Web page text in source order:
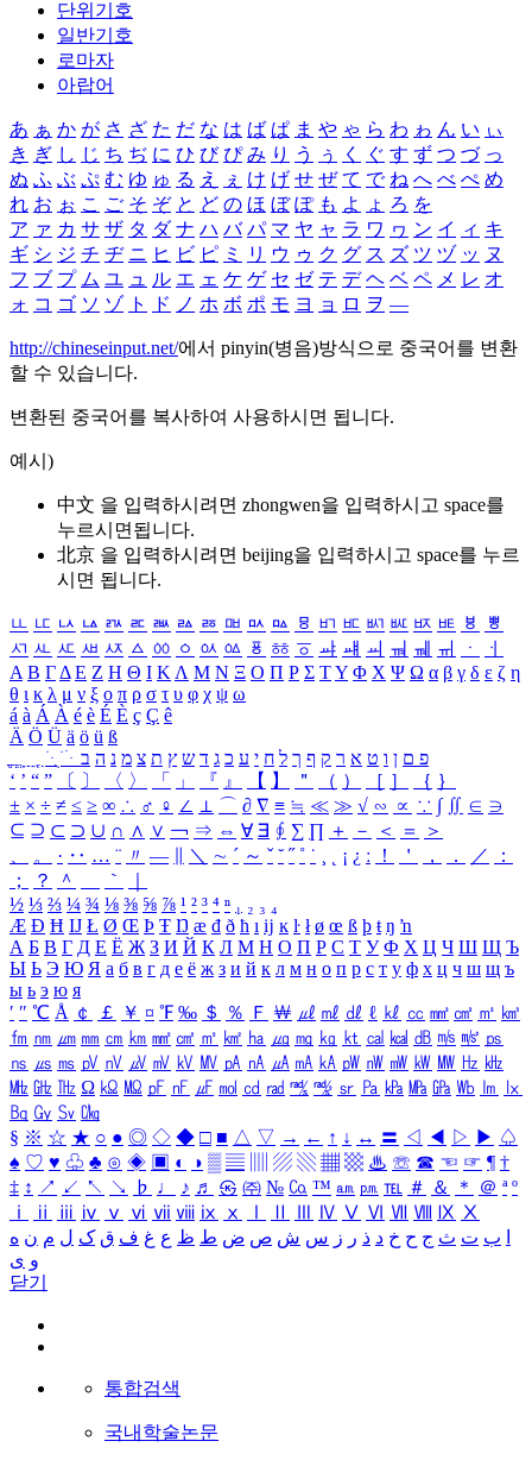
단위기호
일반기호
로마자
아랍어
あ ぁ か が さ ざ た だ な は ば ぱ ま や ゃ ら わ ゎ ん い ぃ
き ぎ し じ ち ぢ に ひ び ぴ み り う ぅ く ぐ す ず つ づ っ
ぬ ふ ぶ ぷ む ゆ ゅ る え ぇ け げ せ ぜ て で ね へ べ ぺ め
れ お ぉ こ ご そ ぞ と ど の ほ ぼ ぽ も よ ょ ろ を
ア ァ カ サ ザ タ ダ ナ ハ バ パ マ ヤ ャ ラ ワ ヮ ン イ ィ キ
ギ シ ジ チ ヂ ニ ヒ ビ ピ ミ リ ウ ゥ ク グ ス ズ ツ ヅ ッ ヌ
フ ブ プ ム ユ ュ ル エ ェ ケ ゲ セ ゼ テ デ ヘ ベ ペ メ レ オ
ォ コ ゴ ソ ゾ ト ド ノ ホ ボ ポ モ ヨ ョ ロ ヲ ―
http://chineseinput.net/에서 pinyin(병음)방식으로 중국어를 변환
할 수 있습니다.
변환된 중국어를 복사하여 사용하시면 됩니다.
예시)
中文 을 입력하시려면 zhongwen을 입력하시고 space를
누르시면됩니다.
北京 을 입력하시려면 beijing을 입력하시고 space를 누르
시면 됩니다.
ㅥ ㅦ ㅧ ㅨ ㅩ ㅪ ㅫ ㅬ ㅭ ㅮ ㅯ ㅰ ㅱ ㅲ ㅳ ㅴ ㅵ ㅶ ㅷ ㅸ
ㅹ
ㅺ ㅻ ㅼ ㅽ ㅾ ㅿ ㆀ ㆁ ㆂ ㆃ ㆄ ㆅ ㆆ ㆇ ㆈ ㆉ ㆊ ㆋ ㆌ ㆍ
ㆎ
Α Β ΓΔ Ε Ζ Η Θ Ι ΚΛ Μ Ν Ξ Ο Π Ρ Σ ΤΥ Φ Χ Ψ Ω α β γ δ ε ζ η
θ ι κ λ μ ν ξ ο π ρ σ τ υ φ χ ψ ω
á à Á À é è É È ç Ç ê
Ä Ö Ü ä ö ü ß
ִֶֹ ֻּ ׁׂ פ ם ן ו ט א ר ק ף ך ל ח י ע כ ג ד ש ץ ת צ מ נ ה ב
‘ ’ “ ” 〔 〕 〈 〉 「 」 『 』 【 】 ＂ （ ） ［ ］ ｛ ｝
± × ÷ ≠ ≤ ≥ ∞ ∴ ♂ ♀ ∠ ⊥ ⌒ ∂ ∇ ≡ ≒ ≪ ≫ √ ∽ ∝ ∵ ∫ ∬ ∈ ∋
⊆ ⊇ ⊂ ⊃ ∪ ∩ ∧ ∨ ￢ ⇒ ⇔ ∀ ∃ ∮ ∑ ∏ ＋ － ＜ ＝
＞
、
。 · ‥ … ¨ 〃 ― ＼ ∼ ´ ～ ˇ ˘ ˝ ˚ ˙ ¸ ¡ ¿ ː ！ ＇ ， ． ／
：
；
？ ＾ ｀
½ ⅓ ⅔ ¼ ¾ ⅛ ⅜ ⅝ ⅞ ¹ ² ³ ⁴ ⁿ ₁ ₂ ₃ ₄
Æ Ð Ħ Ĳ Ł Ø Œ Þ Ŧ Ŋ æ đ ð ħ ı ĳ ĸ ŀ ł ø œ ß þ ŧ ŋ ŉ
А Б В Г Д Е Ё Ж З И Й К Л М Н О П Р С Т У Ф Х Ц Ч Ш Щ Ъ
Ы Ь Э Ю Я а б в г д е ё ж з и й к л м н о п р с т у ф х ц ч ш щ ъ
ы ь э ю я
′ ″ ℃ Å ￠ ￡ ￥ ¤ ℉ ‰ ＄ ％ Ｆ ￦ ㎕ ㎖ ㎗ ℓ ㎘ ㏄ ㎣ ㎤ ㎥ ㎦
㎙ ㎚ ㎛ ㎜ ㎝ ㎞ ㎟ ㎠ ㎡ ㎢ ㏊ ㎍ ㎎ ㎏ ㏏ ㎈ ㎉ ㏈ ㎧ ㎨ ㎰
㎱ ㎲ ㎳ ㎴ ㎵ ㎶ ㎷ ㎸ ㎹ ㎀ ㎁ ㎂ ㎃ ㎄ ㎺ ㎻ ㎽ ㎾ ㎿ ㎐ ㎑
㎒ ㎓ ㎔ Ω ㏀ ㏁ ㎊ ㎋ ㎌ ㏖ ㏅ ㎭ ㎮ ㎯ ㏛ ㎩ ㎪ ㎫ ㎬ ㏝ ㏐
㏓
㏃ ㏉ ㏜ ㏆
§ ※ ☆ ★ ○ ● ◎ ◇ ◆ □ ■ △ ▽ → ← ↑ ↓ ↔ 〓 ◁ ◀ ▷ ▶ ♤
♠ ♡ ♥ ♧ ♣ ⊙ ◈ ▣ ◐ ◑ ▒ ▤ ▨ ▧ ▦ ▩ ♨ ☏ ☎ ☜ ☞ ¶ †
‡ ↕ ↗ ↙ ↖ ↘ ♭ ♩ ♪ ♬ ㉿ ㈜ № ㏇ ™ ㏂ ㏘ ℡ ＃ ＆ ＊ ＠ ª º
ⅰ
ⅱ ⅲ ⅳ ⅴ ⅵ ⅶ ⅷ ⅸ ⅹ Ⅳ Ⅴ Ⅵ Ⅶ Ⅷ Ⅸ Ⅹ
ب ت ث ج ح خ د ذ ر ز س ش ص ض ط ظ ع غ ف ق ک ل م ن ه
و ی
닫기
통합검색
국내학술논문